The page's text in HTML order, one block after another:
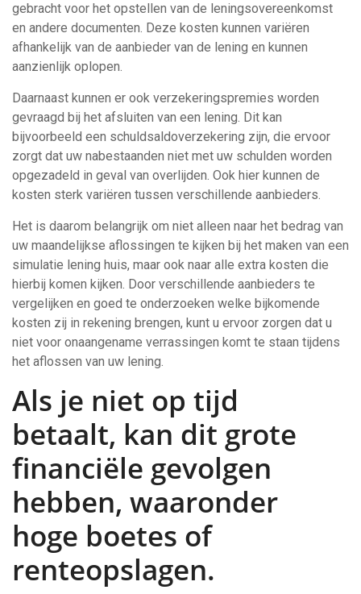
gebracht voor het opstellen van de leningsovereenkomst
en andere documenten. Deze kosten kunnen variëren
afhankelijk van de aanbieder van de lening en kunnen
aanzienlijk oplopen.
Daarnaast kunnen er ook verzekeringspremies worden
gevraagd bij het afsluiten van een lening. Dit kan
bijvoorbeeld een schuldsaldoverzekering zijn, die ervoor
zorgt dat uw nabestaanden niet met uw schulden worden
opgezadeld in geval van overlijden. Ook hier kunnen de
kosten sterk variëren tussen verschillende aanbieders.
Het is daarom belangrijk om niet alleen naar het bedrag van
uw maandelijkse aflossingen te kijken bij het maken van een
simulatie lening huis, maar ook naar alle extra kosten die
hierbij komen kijken. Door verschillende aanbieders te
vergelijken en goed te onderzoeken welke bijkomende
kosten zij in rekening brengen, kunt u ervoor zorgen dat u
niet voor onaangename verrassingen komt te staan tijdens
het aflossen van uw lening.
Als je niet op tijd
betaalt, kan dit grote
financiële gevolgen
hebben, waaronder
hoge boetes of
renteopslagen.